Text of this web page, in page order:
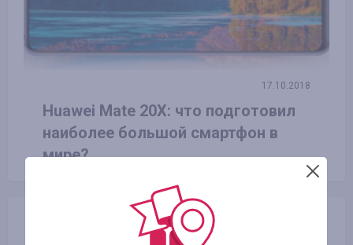
17.10.2018
Huawei Mate 20X: что подготовил
наиболее большой смартфон в
мире?